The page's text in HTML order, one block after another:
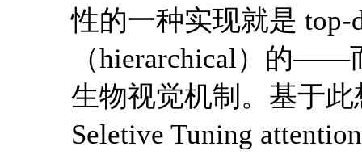
性的一种实现就是
（hierarchical）的——
生物视觉机制。基于
Seletive Tuning